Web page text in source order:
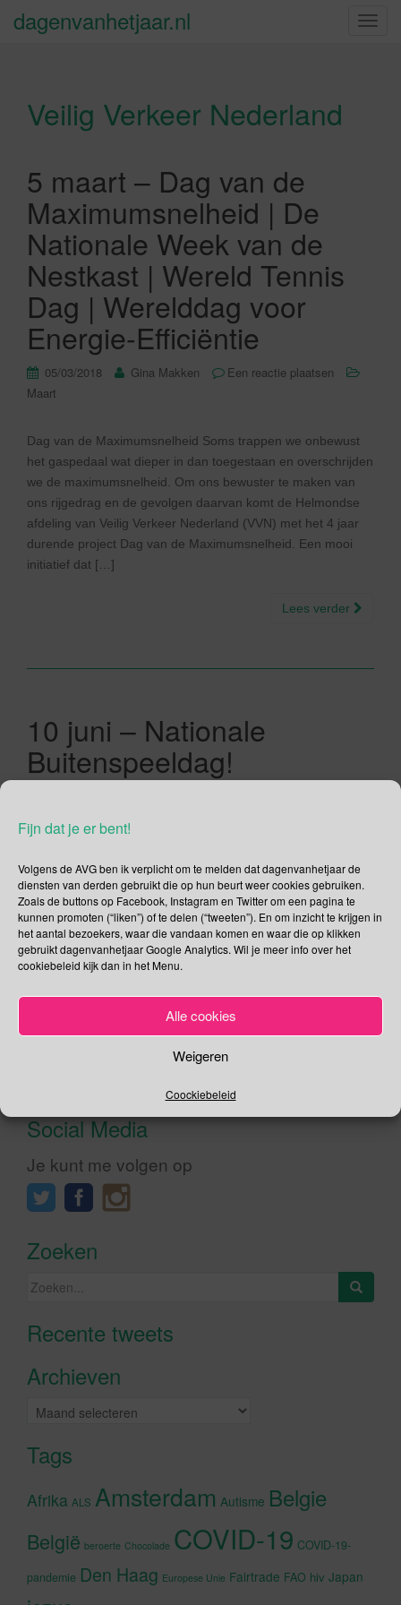
Fijn dat je er bent!
Volgens de AVG ben ik verplicht om te melden dat dagenvanhetjaar de
diensten van derden gebruikt die op hun beurt weer cookies gebruiken.
Zoals de buttons op Facebook, Instagram en Twitter om een pagina te
kunnen promoten (“liken”) of te delen (“tweeten”). En om inzicht te krijgen in
het aantal bezoekers, waar die vandaan komen en waar die op klikken
gebruikt dagenvanhetjaar Google Analytics. Wil je meer info over het
cookiebeleid kijk dan in het Menu.
Alle cookies
Weigeren
Coockiebeleid
S
dagenvanhetjaar.nl
Veilig Verkeer Nederland
5 maart – Dag van de
Maximumsnelheid | De
Nationale Week van de
Nestkast | Wereld Tennis
Dag | Werelddag voor
Energie-Efficiëntie
05/03/2018 Gina Makken
Een reactie plaatsen
Maart
Dag van de Maximumsnelheid Soms trappen we onbewust
het gaspedaal wat dieper in dan toegestaan en overschrijden
we de maximumsnelheid. Om ons bewuster te maken van
ons rijgedrag en de gevolgen daarvan komt de Helmondse
afdeling van Veilig Verkeer Nederland (VVN) met het 4 jaar
durende project Dag van de Maximumsnelheid. Een mooi
initiatief dat […]
Lees verder
10 juni – Nationale
Buitenspeeldag!
Heerlijk, buiten spelen! Op de Buitenspeeldag zal
Nickelodeon tussen 13.00 en 17.00 enkel een zwart scherm
tonen, het idee hier achter is dat kinderen dan een zetje in
de rug krijgen om lekker naar buiten te gaan. Maar beste
ouders, vergeet ook niet de computer, tablet, spelcomputer
en smartphone op “zwart” te zetten. De […]
Social Media
Je kunt me volgen op
Zoeken
Zoeken
Recente tweetsKlik om marketing cookies te
Archieven
Archieven
Tags
Afrika ALS Amsterdam Autisme Belgie
België beroerte Chocolade COVID-19 COVID-19-
pandemie Den Haag Europese Unie Fairtrade FAO hiv Japan